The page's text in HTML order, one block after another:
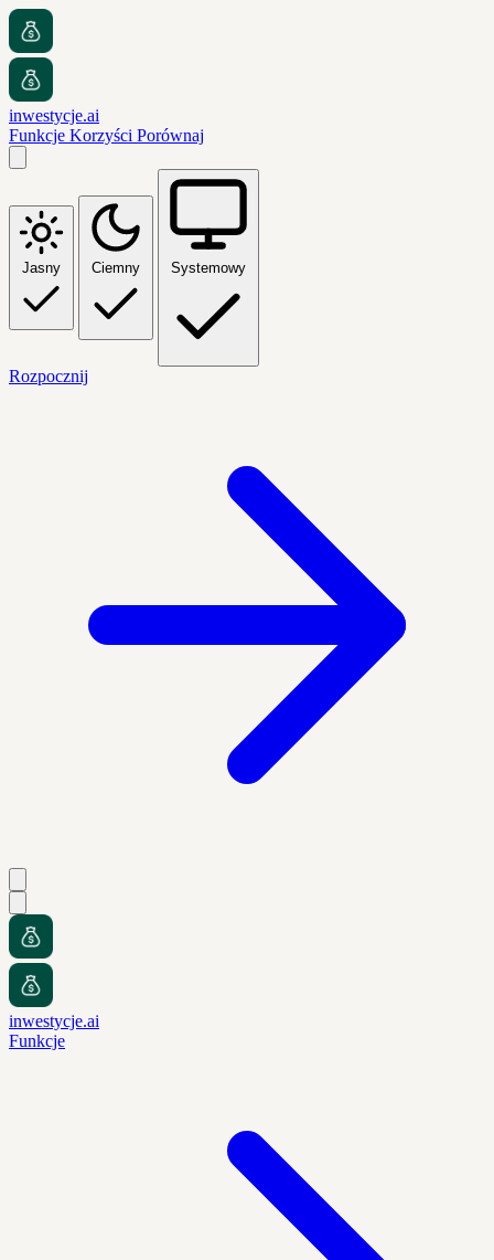
inwestycje.ai
Funkcje Korzyści Porównaj
Jasny Ciemny Systemowy
Rozpocznij
inwestycje.ai
Funkcje